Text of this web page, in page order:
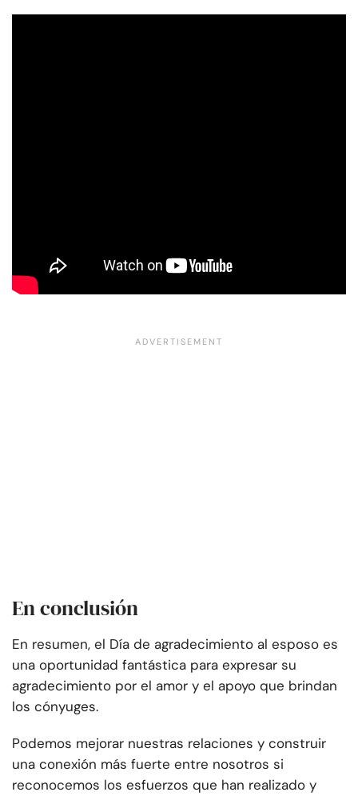
En conclusión
En resumen, el Día de agradecimiento al esposo es
una oportunidad fantástica para expresar su
agradecimiento por el amor y el apoyo que brindan
los cónyuges.
Podemos mejorar nuestras relaciones y construir
una conexión más fuerte entre nosotros si
reconocemos los esfuerzos que han realizado y